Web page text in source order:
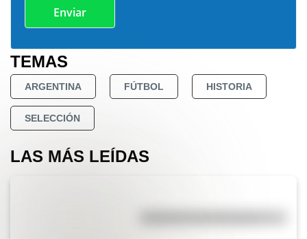
TEMAS
ARGENTINA FÚTBOL HISTORIA
SELECCIÓN
LAS MÁS LEÍDAS